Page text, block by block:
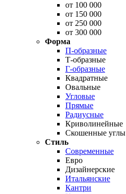
от 100 000
от 150 000
от 250 000
от 300 000
Форма
П-образные
Т-образные
Г-образные
Квадратные
Овальные
Угловые
Прямые
Радиусные
Криволинейные
Скошенные углы
Стиль
Современные
Евро
Дизайнерские
Итальянские
Кантри